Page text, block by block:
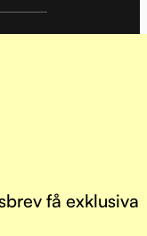
få exklusiva